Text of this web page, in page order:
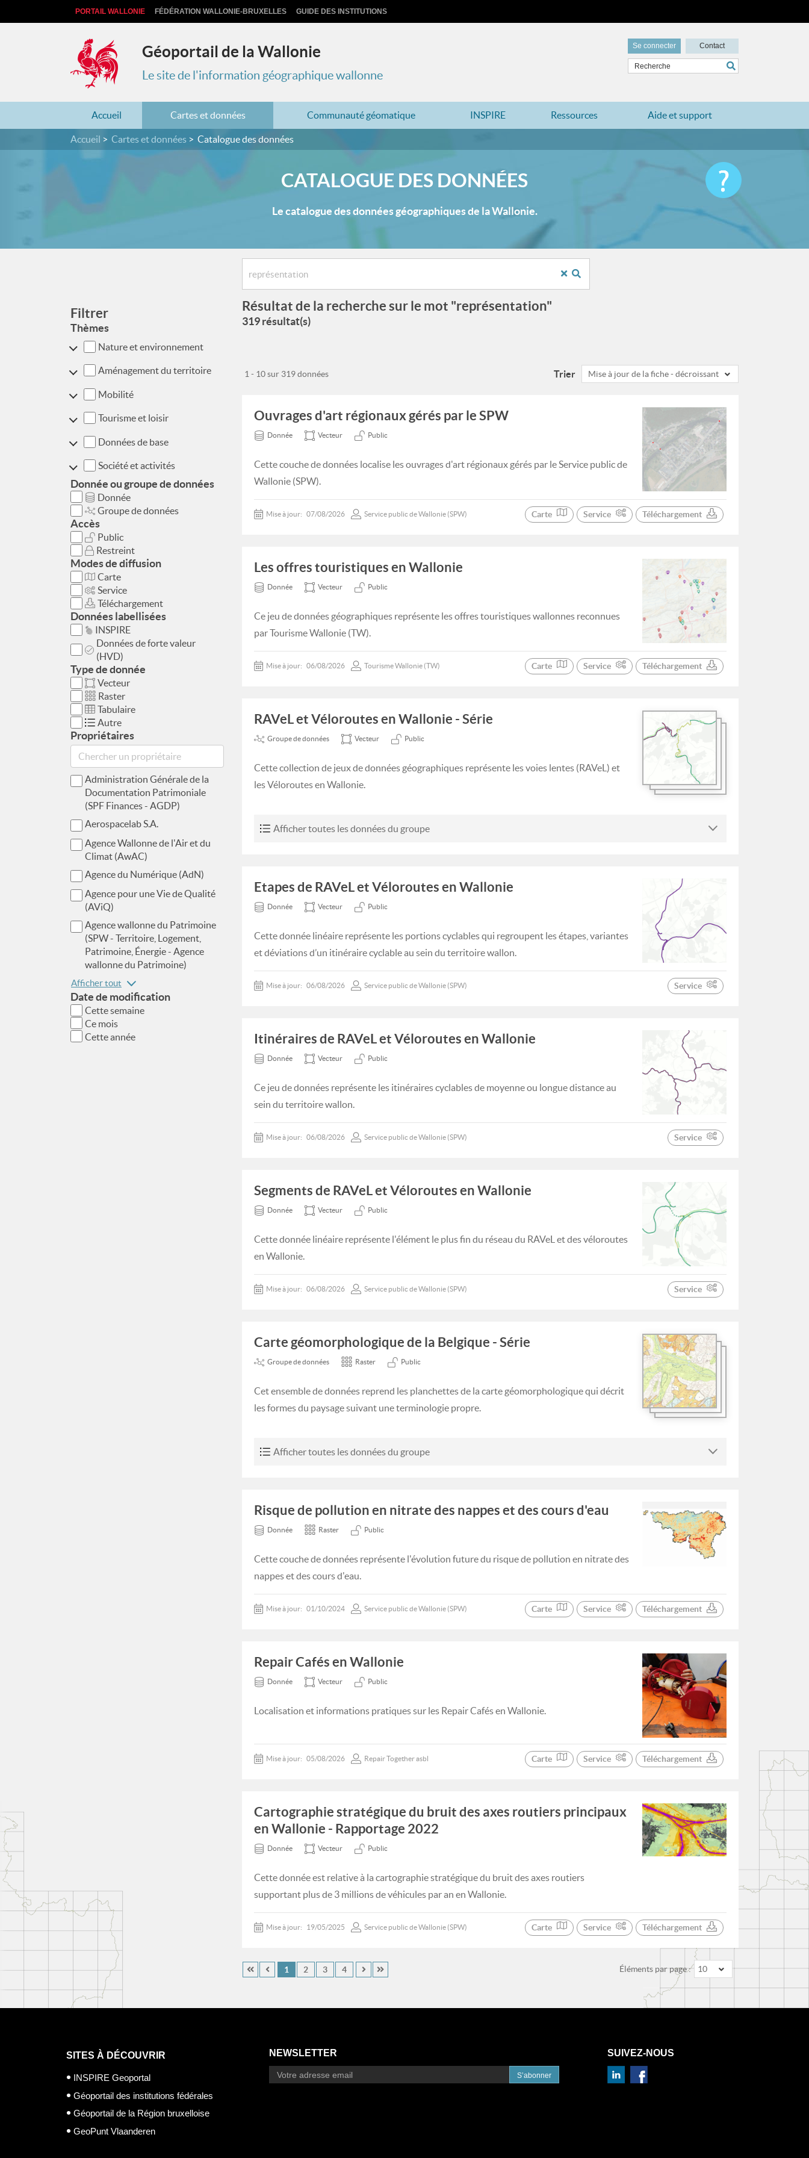
PORTAIL WALLONIE FÉDÉRATION WALLONIE-BRUXELLES GUIDE DES INSTITUTIONS
Géoportail de la Wallonie
Le site de l'information géographique wallonne
Se connecter Contact
Accueil Cartes et données Communauté géomatique INSPIRE Ressources Aide et support
Accueil Cartes et données Catalogue des données
CATALOGUE DES DONNÉES
Le catalogue des données géographiques de la Wallonie.
Filtrer
Thèmes
Nature et environnement
Aménagement du territoire
Mobilité
Tourisme et loisir
Données de base
Société et activités
Donnée ou groupe de données
Donnée
Groupe de données
Accès
Public
Restreint
Modes de diffusion
Carte
Service
Téléchargement
Données labellisées
INSPIRE
Données de forte valeur
(HVD)
Type de donnée
Vecteur
Raster
Tabulaire
Autre
Propriétaires
Administration Générale de la
Documentation Patrimoniale
(SPF Finances - AGDP)
Aerospacelab S.A.
Agence Wallonne de l'Air et du
Climat (AwAC)
Agence du Numérique (AdN)
Agence pour une Vie de Qualité
(AViQ)
Agence wallonne du Patrimoine
(SPW - Territoire, Logement,
Patrimoine, Énergie - Agence
wallonne du Patrimoine)
Afficher tout
Date de modification
Cette semaine
Ce mois
Cette année
Résultat de la recherche sur le mot "représentation"
319 résultat(s)
Trier Mise à jour de la fiche - décroissant
1 - 10 sur 319 données
Ouvrages d'art régionaux gérés par le SPW
Donnée Vecteur Public
Cette couche de données localise les ouvrages d'art régionaux gérés par le Service public de
Wallonie (SPW).
Mise à jour: 07/08/2026 Service public de Wallonie (SPW) Carte Service Téléchargement
Les offres touristiques en Wallonie
Donnée Vecteur Public
Ce jeu de données géographiques représente les offres touristiques wallonnes reconnues
par Tourisme Wallonie (TW).
Mise à jour: 06/08/2026 Tourisme Wallonie (TW) Carte Service Téléchargement
RAVeL et Véloroutes en Wallonie - Série
Groupe de données Vecteur Public
Cette collection de jeux de données géographiques représente les voies lentes (RAVeL) et
les Véloroutes en Wallonie.
Afficher toutes les données du groupe
Etapes de RAVeL et Véloroutes en Wallonie
Donnée Vecteur Public
Cette donnée linéaire représente les portions cyclables qui regroupent les étapes, variantes
et déviations d’un itinéraire cyclable au sein du territoire wallon.
Mise à jour: 06/08/2026 Service public de Wallonie (SPW) Service
Itinéraires de RAVeL et Véloroutes en Wallonie
Donnée Vecteur Public
Ce jeu de données représente les itinéraires cyclables de moyenne ou longue distance au
sein du territoire wallon.
Mise à jour: 06/08/2026 Service public de Wallonie (SPW) Service
Segments de RAVeL et Véloroutes en Wallonie
Donnée Vecteur Public
Cette donnée linéaire représente l'élément le plus fin du réseau du RAVeL et des véloroutes
en Wallonie.
Mise à jour: 06/08/2026 Service public de Wallonie (SPW) Service
Carte géomorphologique de la Belgique - Série
Groupe de données Raster Public
Cet ensemble de données reprend les planchettes de la carte géomorphologique qui décrit
les formes du paysage suivant une terminologie propre.
Afficher toutes les données du groupe
Risque de pollution en nitrate des nappes et des cours d'eau
Donnée Raster Public
Cette couche de données représente l'évolution future du risque de pollution en nitrate des
nappes et des cours d'eau.
Mise à jour: 01/10/2024 Service public de Wallonie (SPW) Carte Service Téléchargement
Repair Cafés en Wallonie
Donnée Vecteur Public
Localisation et informations pratiques sur les Repair Cafés en Wallonie.
Mise à jour: 05/08/2026 Repair Together asbl Carte Service Téléchargement
Cartographie stratégique du bruit des axes routiers principaux
en Wallonie - Rapportage 2022
Donnée Vecteur Public
Cette donnée est relative à la cartographie stratégique du bruit des axes routiers
supportant plus de 3 millions de véhicules par an en Wallonie.
Mise à jour: 19/05/2025 Service public de Wallonie (SPW) Carte Service Téléchargement
Éléments par page : 10
1 2 3 4
SITES À DÉCOUVRIR
INSPIRE Geoportal
Géoportail des institutions fédérales
Géoportail de la Région bruxelloise
GeoPunt Vlaanderen
NEWSLETTER
S’abonner
SUIVEZ-NOUS